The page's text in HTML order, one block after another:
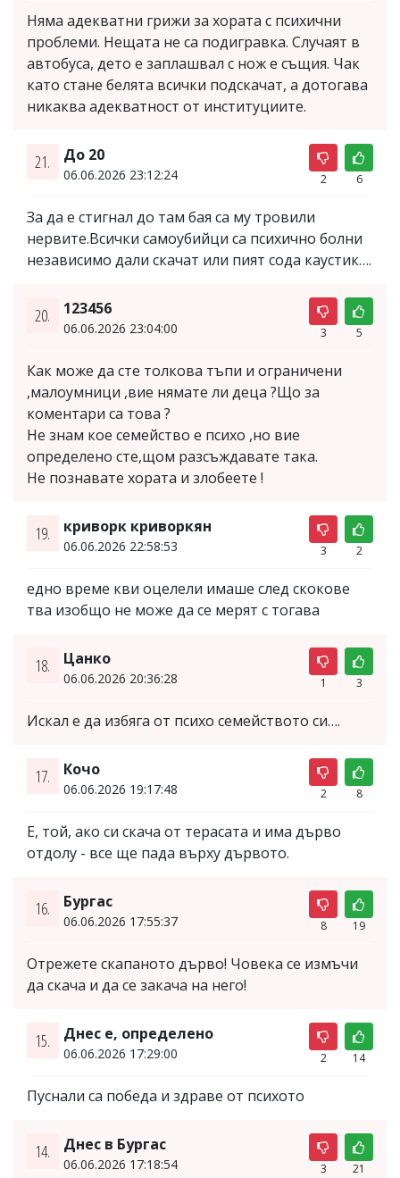
Няма адекватни грижи за хората с психични
проблеми. Нещата не са подигравка. Случаят в
автобуса, дето е заплашвал с нож е същия. Чак
като стане белята всички подскачат, а дотогава
никаква адекватност от институциите.
21. До 20
06.06.2026 23:12:24 2 6
За да е стигнал до там бая са му тровили
нервите.Всички самоубийци са психично болни
независимо дали скачат или пият сода каустик….
20. 123456
06.06.2026 23:04:00 3 5
Как може да сте толкова тъпи и ограничени
,малоумници ,вие нямате ли деца ?Що за
коментари са това ?
Не знам кое семейство е психо ,но вие
определено сте,щом разсъждавате така.
Не познавате хората и злобеете !
19. криворк криворкян
06.06.2026 22:58:53 3 2
едно време кви оцелели имаше след скокове
тва изобщо не може да се мерят с тогава
18. Цанко
06.06.2026 20:36:28 1 3
Искал е да избяга от психо семейството си….
17. Кочо
06.06.2026 19:17:48 2 8
Е, той, ако си скача от терасата и има дърво
отдолу - все ще пада върху дървото.
16. Бургас
06.06.2026 17:55:37 8 19
Отрежете скапаното дърво! Човека се измъчи
да скача и да се закача на него!
15. Днес е, определено
06.06.2026 17:29:00 2 14
Пуснали са победа и здраве от психото
14. Днес в Бургас
06.06.2026 17:18:54 3 21